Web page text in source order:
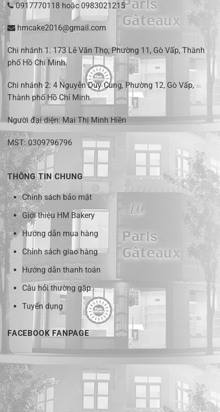
0917770118 hoặc 0983021215
hmcake2016@gmail.com
Chi nhánh 1:173 Lê Văn Thọ, Phường 11, Gò Vấp, Thành
phố Hồ Chí Minh.
Chi nhánh 2: 4 Nguyễn Duy Cung, Phường 12, Gò Vấp,
Thành phố Hồ Chí Minh.
Người đại diện: Mai Thị Minh Hiền
MST: 0309796796
THÔNG TIN CHUNG
Chính sách bảo mật
Giới thiệu HM Bakery
Hướng dẫn mua hàng
Chính sách giao hàng
Hướng dẫn thanh toán
Câu hỏi thường gặp
Tuyển dụng
FACEBOOK FANPAGE